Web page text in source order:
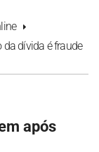
da dívida é fraude
após